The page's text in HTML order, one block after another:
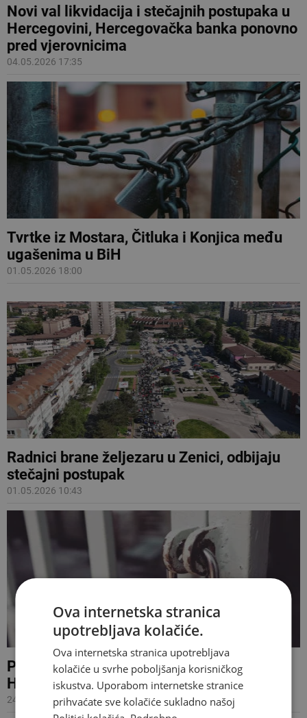
Novi val likvidacija i stečajnih postupaka u
Hercegovini, Hercegovačka banka ponovno
pred vjerovnicima
04.05.2026 17:35
Tvrtke iz Mostara, Čitluka i Konjica među
ugašenima u BiH
01.05.2026 18:00
Radnici brane željezaru u Zenici, odbijaju
stečajni postupak
01.05.2026 10:43
Propale još 33 tvrtke u BiH, na popisu tri iz
Hercegovine
24.04.2026 14:21
Ova internetska stranica
upotrebljava kolačiće.
Ova internetska stranica upotrebljava
kolačiće u svrhe poboljšanja korisničkog
iskustva. Uporabom internetske stranice
prihvaćate sve kolačiće sukladno našoj